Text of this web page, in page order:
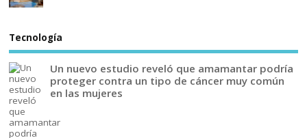
Tecnología
Un nuevo estudio reveló que amamantar podría
proteger contra un tipo de cáncer muy común
en las mujeres